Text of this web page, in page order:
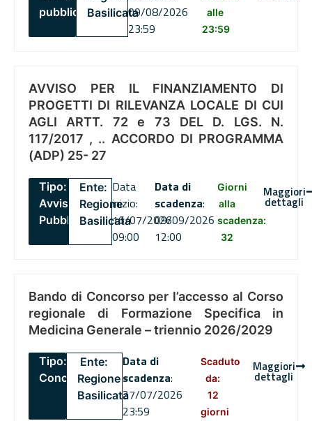
pubblico
Basilicata09/08/2026
23:59
alle
23:59
AVVISO PER IL FINANZIAMENTO DI
PROGETTI DI RILEVANZA LOCALE DI CUI
AGLI ARTT. 72 e 73 DEL D. LGS. N.
117/2017 , .. ACCORDO DI PROGRAMMA
(ADP) 25- 27
Tipo:
Avviso
Pubblico
Ente:
Regione
Basilicata
Data
inizio:
16/07/2026
09:00
Data di
scadenza:
09/09/2026
12:00
Giorni
alla
scadenza:
32
Maggiori
dettagli
Bando di Concorso per l’accesso al Corso
regionale di Formazione Specifica in
Medicina Generale – triennio 2026/2029
Tipo:
Concorsi
Ente:
Regione
Basilicata
Data di
scadenza:
27/07/2026
23:59
Scaduto
da:
12
giorni
Maggiori
dettagli